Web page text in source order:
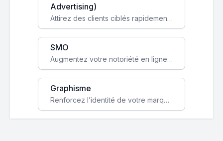
Advertising)
Attirez des clients ciblés rapidement avec des campagnes publicitaires payantes optimisées pour vos objectifs.
SMO
Augmentez votre notoriété en ligne et stimulez la croissance de votre entreprise grâce à une stratégie sociale sur mesure.
Graphisme
Renforcez l’identité de votre marque avec un design unique qui capte l’attention et engage vos clients.